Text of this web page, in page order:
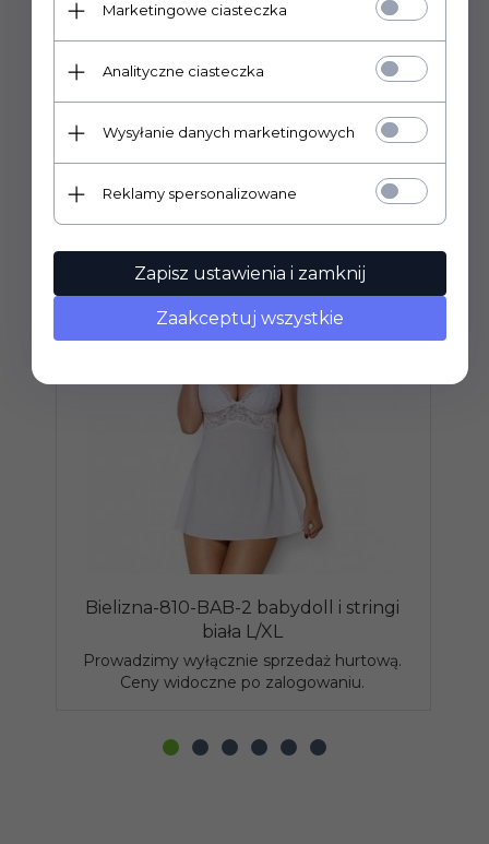
- materiał jest delikatny w dotyku i elastyczny (90%
POLECAMY
Bielizna-810-BAB-2 babydoll i stringi
biała L/XL
Prowadzimy wyłącznie sprzedaż hurtową.
Ceny widoczne po zalogowaniu.
Marketingowe ciasteczka
Analityczne ciasteczka
Wysyłanie danych marketingowych
Reklamy spersonalizowane
Zapisz ustawienia i zamknij
Zaakceptuj wszystkie